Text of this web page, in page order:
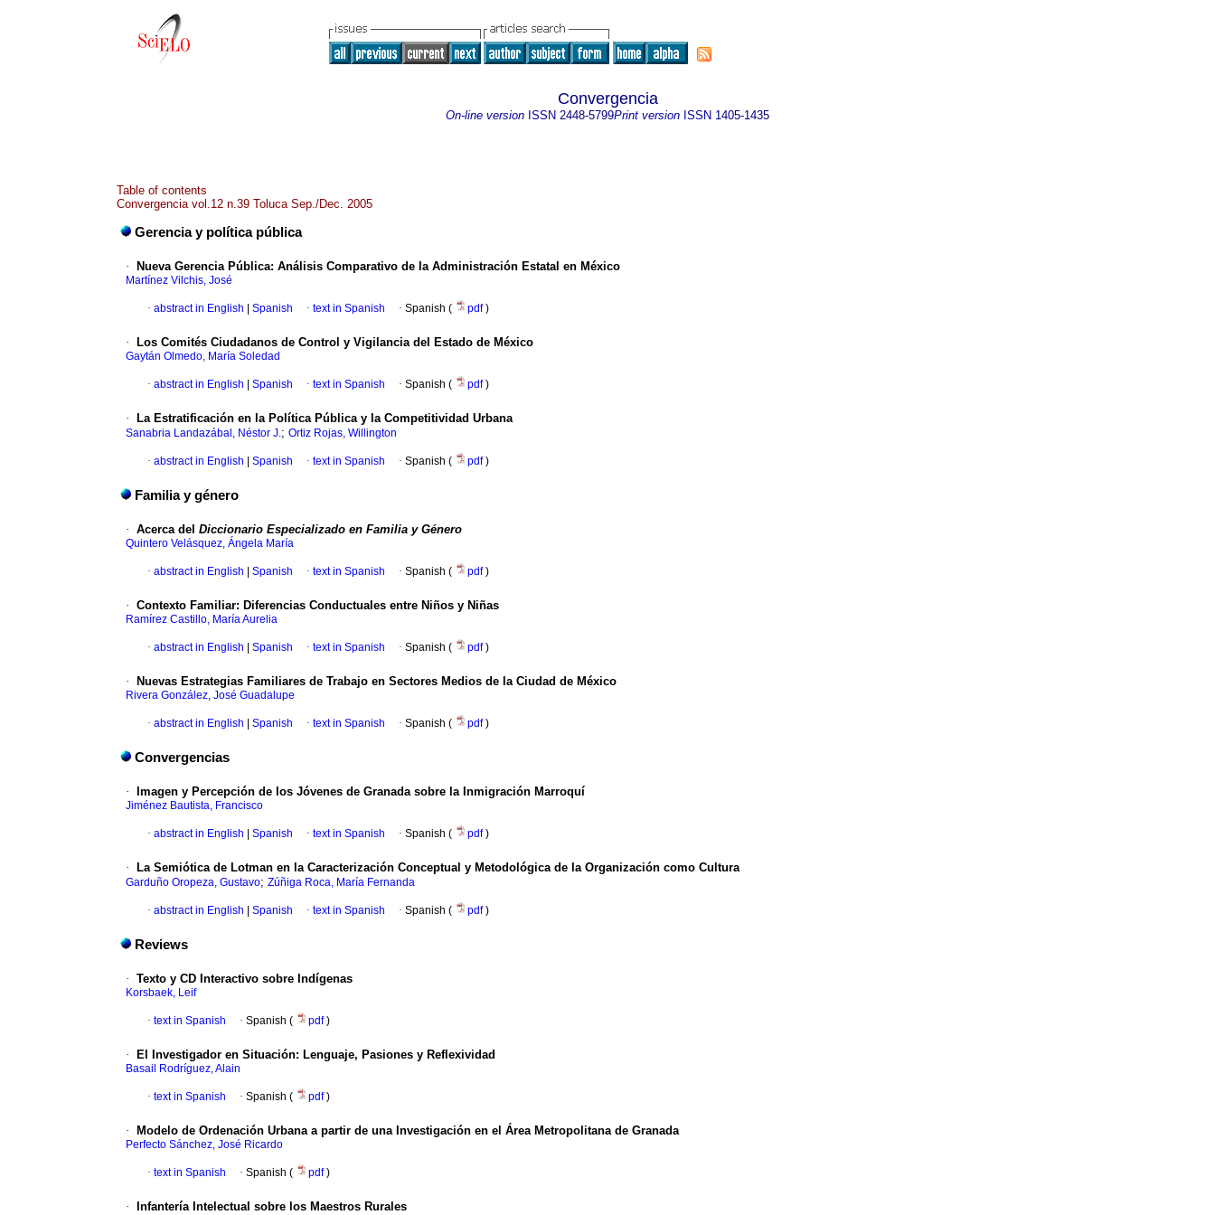
Convergencia
On-line version ISSN 2448-5799Print version ISSN 1405-1435
Table of contents
Convergencia vol.12 n.39 Toluca Sep./Dec. 2005
Gerencia y política pública
· Nueva Gerencia Pública: Análisis Comparativo de la Administración Estatal en México
Martínez Vilchis, José
· abstract in English Spanish · text in Spanish · Spanish ( pdf)
· Los Comités Ciudadanos de Control y Vigilancia del Estado de México
Gaytán Olmedo, María Soledad
· abstract in English Spanish · text in Spanish · Spanish ( pdf)
· La Estratificación en la Política Pública y la Competitividad Urbana
Sanabria Landazábal, Néstor J.; Ortiz Rojas, Willington
· abstract in English Spanish · text in Spanish · Spanish ( pdf)
Familia y género
· Acerca del Diccionario Especializado en Familia y Género
Quintero Velásquez, Ángela María
· abstract in English Spanish · text in Spanish · Spanish ( pdf)
· Contexto Familiar: Diferencias Conductuales entre Niños y Niñas
Ramírez Castillo, María Aurelia
· abstract in English Spanish · text in Spanish · Spanish ( pdf)
· Nuevas Estrategias Familiares de Trabajo en Sectores Medios de la Ciudad de México
Rivera González, José Guadalupe
· abstract in English Spanish · text in Spanish · Spanish ( pdf)
Convergencias
· Imagen y Percepción de los Jóvenes de Granada sobre la Inmigración Marroquí
Jiménez Bautista, Francisco
· abstract in English Spanish · text in Spanish · Spanish ( pdf)
· La Semiótica de Lotman en la Caracterización Conceptual y Metodológica de la Organización como Cultura
Garduño Oropeza, Gustavo; Zúñiga Roca, María Fernanda
· abstract in English Spanish · text in Spanish · Spanish ( pdf)
Reviews
· Texto y CD Interactivo sobre Indígenas
Korsbaek, Leif
· text in Spanish · Spanish ( pdf)
· El Investigador en Situación: Lenguaje, Pasiones y Reflexividad
Basail Rodríguez, Alain
· text in Spanish · Spanish ( pdf)
· Modelo de Ordenación Urbana a partir de una Investigación en el Área Metropolitana de Granada
Perfecto Sánchez, José Ricardo
· text in Spanish · Spanish ( pdf)
· Infantería Intelectual sobre los Maestros Rurales